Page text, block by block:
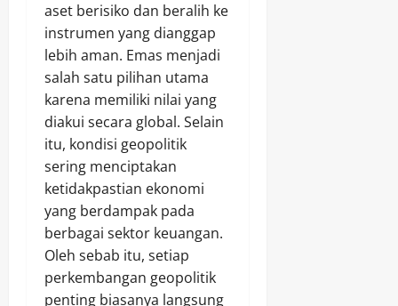
aset berisiko dan beralih ke
instrumen yang dianggap
lebih aman. Emas menjadi
salah satu pilihan utama
karena memiliki nilai yang
diakui secara global. Selain
itu, kondisi geopolitik
sering menciptakan
ketidakpastian ekonomi
yang berdampak pada
berbagai sektor keuangan.
Oleh sebab itu, setiap
perkembangan geopolitik
penting biasanya langsung